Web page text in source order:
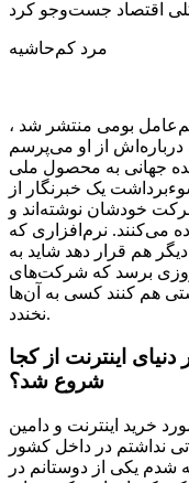
مرد کم‌حاشیه
، چندی پیش با خبری که در مورد سیستم‌عامل بومی منتشر شد
از او می‌پرسم
جهانی به محصول ملی
یک خبرنگار از
خودشان نوشته‌اند و
می‌کنند. نرم‌افزاری که
هم قرار دهد شاید به
روزی برسد که شرکت‌های
هم کنند کسی به آن‌ها
نخندد.
اینترنت از کجا
شروع شد؟
خرید اینترنت و دامین
نداشتم در داخل کشور
شکل است. سال ۷۹ متوجه شدم یکی از دوستانم در